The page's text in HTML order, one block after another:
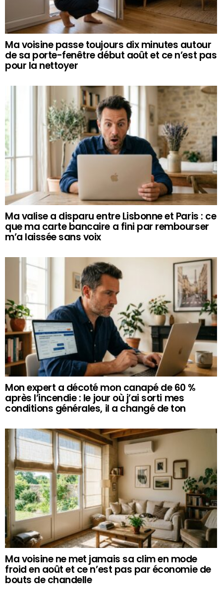
Ma voisine passe toujours dix minutes autour
de sa porte-fenêtre début août et ce n’est pas
pour la nettoyer
Ma valise a disparu entre Lisbonne et Paris : ce
que ma carte bancaire a fini par rembourser
m’a laissée sans voix
Mon expert a décoté mon canapé de 60 %
après l’incendie : le jour où j’ai sorti mes
conditions générales, il a changé de ton
Ma voisine ne met jamais sa clim en mode
froid en août et ce n’est pas par économie de
bouts de chandelle